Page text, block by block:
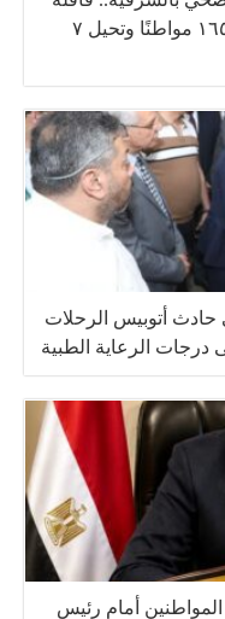
جزيرة السعادة توقع الكشف على ١٦٥١ مواطنًا وتحيل ٧
أتوبيس الرحلات
درجات الرعاية الطبية
أمام رئيس